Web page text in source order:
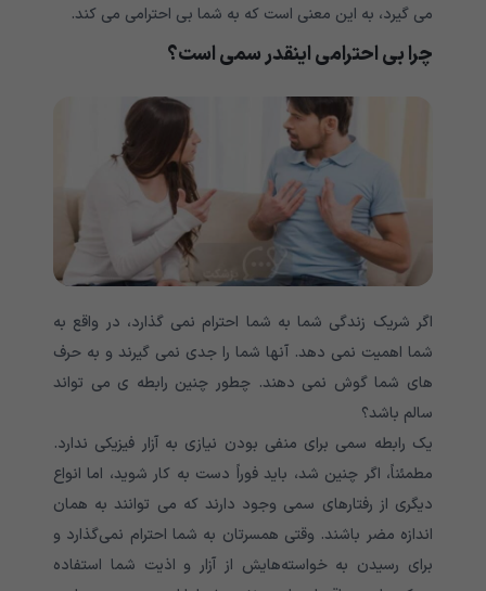
می گیرد، به این معنی است که به شما بی احترامی می کند.
چرا بی احترامی اینقدر سمی است؟
اگر شریک زندگی شما به شما احترام نمی گذارد، در واقع به
شما اهمیت نمی دهد. آنها شما را جدی نمی گیرند و به حرف
های شما گوش نمی دهند. چطور چنین رابطه ی می تواند
سالم باشد؟
یک رابطه سمی برای منفی بودن نیازی به آزار فیزیکی ندارد.
مطمئناً، اگر چنین شد، باید فوراً دست به کار شوید، اما انواع
دیگری از رفتارهای سمی وجود دارند که می توانند به همان
اندازه مضر باشند. وقتی همسرتان به شما احترام نمی‌گذارد و
برای رسیدن به خواسته‌هایش از آزار و اذیت شما استفاده